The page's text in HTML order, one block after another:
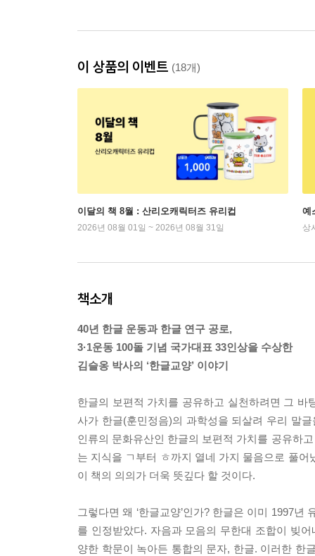
이 상품의 이벤트 (18개)
이달의 책 8월 : 산리오캐릭터즈 유리컵
2026년 08월 01일 ~ 2026년 08월 31일
예
상
책소개
40년 한글 운동과 한글 연구 공로,
3·1운동 100돌 기념 국가대표 33인상을 수상한
김슬옹 박사의 ‘한글교양’ 이야기
한글의 보편적 가치를 공유하고 실천하려면 그 바
사가 한글(훈민정음)의 과학성을 되살려 우리 말
인류의 문화유산인 한글의 보편적 가치를 공유하
는 지식을 ㄱ부터 ㅎ까지 열네 가지 물음으로 풀
이 책의 의의가 더욱 뜻깊다 할 것이다.
그렇다면 왜 ‘한글교양’인가? 한글은 이미 1997
를 인정받았다. 자음과 모음의 무한대 조합이 빚
양한 학문이 녹아든 통합의 문자, 한글. 이러한 한